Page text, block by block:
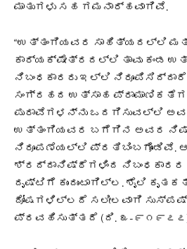
ಮಾತುಗಳು ಸಹ ಗಮನಾರ್ಹವಾಗಿವೆ.
“ಉತ್ತಂಗಿಯವರ ಸಾಹಿತ್ಯದಲ್ಲಿ
ಕಾರ್ಯಕ್ಷೇತ್ರದಲ್ಲಿ ತಾವು ಕಂಡ
ನಿಬಂಧಕಾರರು ಇಲ್ಲಿ
ಸಂಗ್ರಹದ ಉತ್ಸಾಹ
ಪುರಾವೆಗಳನ್ನು ಒದಗಿಸುವಲ್ಲಿ
ಉತ್ತಂಗಿಯವರ ಬಗೆಗಿನ ಅವರ
ನಿರೂಪಣೆಯಲ್ಲಿ ಪ್ರತಿಬಿಂಬಗೊಂಡಿವೆ.
ಶ್ರದ್ದಾನಿಷ್ಠೆಗಳಿಂದ
ದೃಷ್ಟಿಗೆ ಕುಂದುಂಟಾಗಿಲ್ಲ. ಶೈಲಿ
ದೋಷಗಳಿಲ್ಲದೆ ಸಲೀಲವಾಗಿ
ಪ್ರವಹಿಸುತ್ತದೆ (ದಿ. ೩-